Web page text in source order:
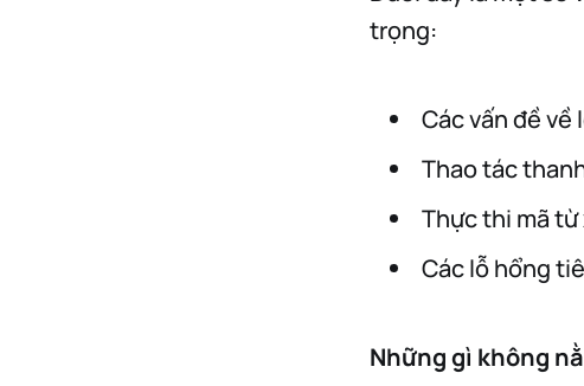
trọng:
Các vấn đề về
Thao tác
Thực thi mã từ
Các lỗ hổng
Những gì không